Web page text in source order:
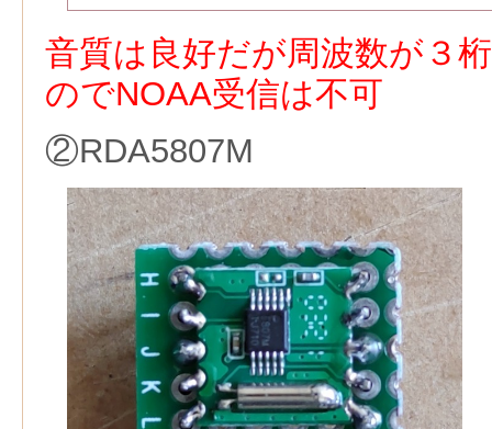
音質は良好だが周波数が３
のでNOAA受信は不可
②RDA5807M